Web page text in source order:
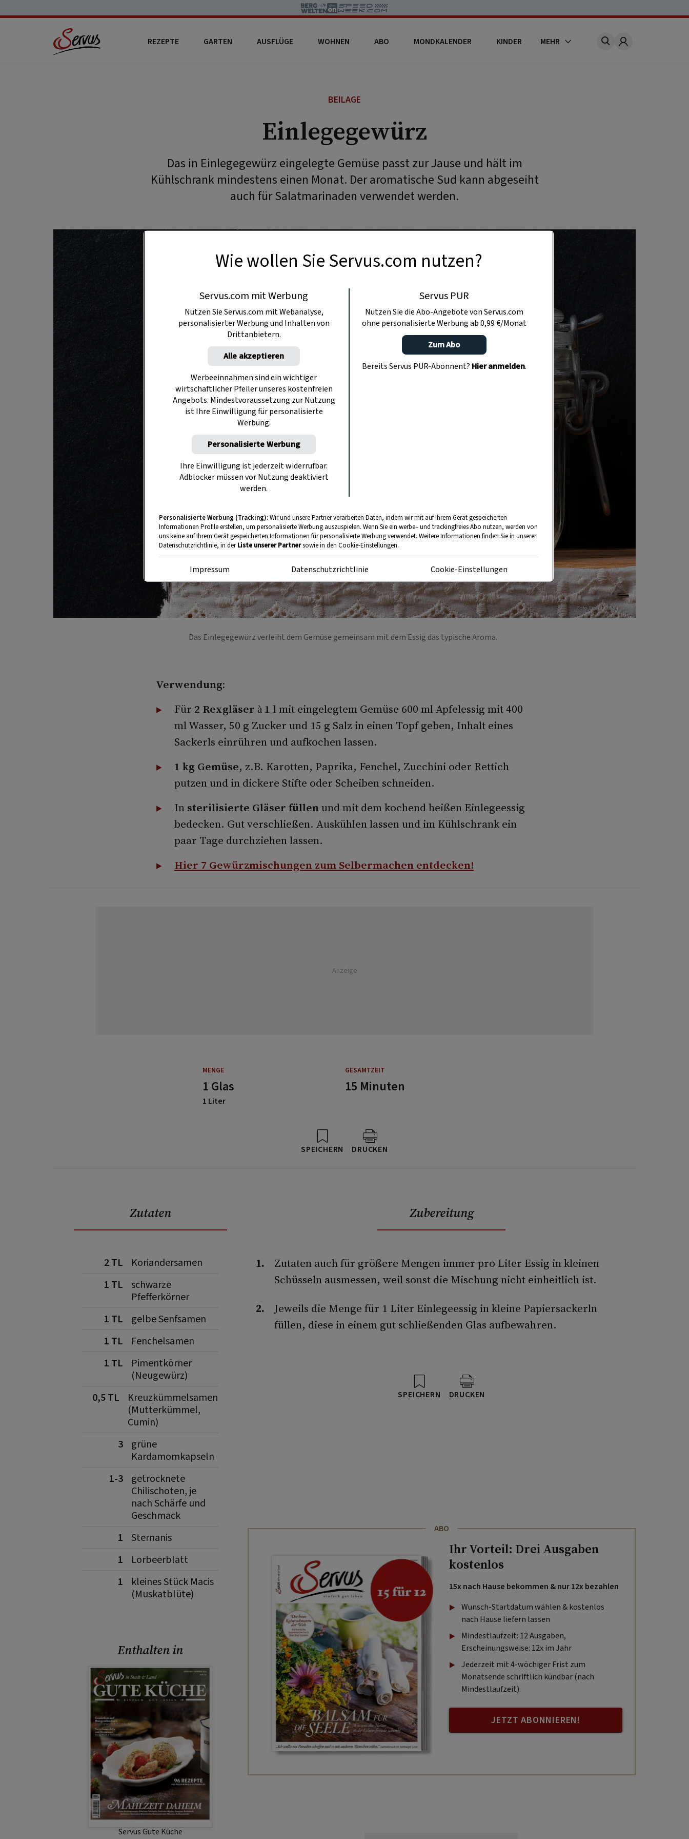
REZEPTE GARTEN AUSFLÜGE WOHNEN ABO MONDKALENDER KINDER MEHR Account
BEILAGE
Einlegegewürz
Das in Einlegegewürz eingelegte Gemüse passt zur Jause und hält im
Kühlschrank mindestens einen Monat. Der aromatische Sud kann abgeseiht
auch für Salatmarinaden verwendet werden.
Foto: Eisenhut & Mayer
Das Einlegegewürz verleiht dem Gemüse gemeinsam mit dem Essig das typische Aroma.
Verwendung:
Für 2 Rexgläser à 1 l mit eingelegtem Gemüse 600 ml Apfelessig mit 400
ml Wasser, 50 g Zucker und 15 g Salz in einen Topf geben, Inhalt eines
Sackerls einrühren und aufkochen lassen.
1 kg Gemüse, z.B. Karotten, Paprika, Fenchel, Zucchini oder Rettich
putzen und in dickere Stifte oder Scheiben schneiden.
In sterilisierte Gläser füllenund mit dem kochend heißen Einlegeessig
bedecken. Gut verschließen. Auskühlen lassen und im Kühlschrank ein
paar Tage durchziehen lassen.
Hier 7 Gewürzmischungen zum Selbermachen entdecken!
Anzeige
MENGE GESAMTZEIT
1 Glas
1 Liter
15 Minuten
SPEICHERN DRUCKEN
Zutaten
2 TL
Koriandersamen
1 TL
schwarze
Pfefferkörner
1 TL
gelbe Senfsamen
1 TL
Fenchelsamen
1 TL
Pimentkörner
(Neugewürz)
0,5 TL
Kreuzkümmelsamen
(Mutterkümmel,
Cumin)
3
grüne
Kardamomkapseln
1-3
getrocknete
Chilischoten, je
nach Schärfe und
Geschmack
1
Sternanis
1
Lorbeerblatt
1
kleines Stück Macis
(Muskatblüte)
Enthalten in
Servus Gute Küche
Zubereitung
Zutaten auch für größere Mengen immer pro Liter Essig in kleinen
Schüsseln ausmessen, weil sonst die Mischung nicht einheitlich ist.
Jeweils die Menge für 1 Liter Einlegeessig in kleine Papiersackerln
füllen, diese in einem gut schließenden Glas aufbewahren.
SPEICHERN DRUCKEN
ABO
Ihr Vorteil: Drei Ausgaben
kostenlos
15x nach Hause bekommen & nur 12x bezahlen
Wunsch-Startdatum wählen & kostenlos
nach Hause liefern lassen
Mindestlaufzeit: 12 Ausgaben,
Erscheinungsweise: 12x im Jahr
Jederzeit mit 4-wöchiger Frist zum
Monatsende schriftlich kündbar (nach
Mindestlaufzeit).
JETZT ABONNIEREN!
Wie wollen Sie Servus.com nutzen?
Servus.com mit Werbung
Nutzen Sie Servus.com mit Webanalyse,
personalisierter Werbung und Inhalten von
Drittanbietern.
Alle akzeptieren
Werbeeinnahmen sind ein wichtiger
wirtschaftlicher Pfeiler unseres kostenfreien
Angebots. Mindestvoraussetzung zur Nutzung
ist Ihre Einwilligung für personalisierte
Werbung.
Personalisierte Werbung
Ihre Einwilligung ist jederzeit widerrufbar.
Adblocker müssen vor Nutzung deaktiviert
werden.
Servus PUR
Nutzen Sie die Abo-Angebote von Servus.com
ohne personalisierte Werbung ab 0,99 €/Monat
Zum Abo
Bereits Servus PUR-Abonnent? Hier anmelden.
Personalisierte Werbung (Tracking):Wir und unsere Partner verarbeiten Daten, indem wir mit auf Ihrem Gerät gespeicherten
Informationen Profile erstellen, um personalisierte Werbung auszuspielen. Wenn Sie ein werbe– und trackingfreies Abo nutzen, werden von
uns keine auf Ihrem Gerät gespeicherten Informationen für personalisierte Werbung verwendet. Weitere Informationen finden Sie in unserer
Datenschutzrichtlinie, in derListe unserer Partnersowie in den Cookie-Einstellungen.
Impressum Datenschutzrichtlinie Cookie-Einstellungen